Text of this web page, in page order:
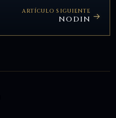
ARTÍCULO SIGUIENTE
NODIN